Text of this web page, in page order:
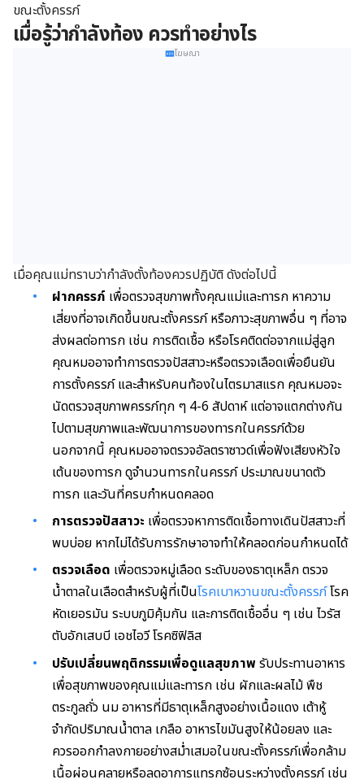
ขณะตั้งครรภ์
เมื่อรู้ว่ากำลังท้อง ควรทำอย่างไร
โฆษณา
เมื่อคุณแม่ทราบว่ากำลังตั้งท้องควรปฏิบัติ ดังต่อไปนี้
ฝากครรภ์ เพื่อตรวจสุขภาพทั้งคุณแม่และทารก หาความ
เสี่ยงที่อาจเกิดขึ้นขณะตั้งครรภ์ หรือภาวะสุขภาพอื่น ๆ ที่อาจ
ส่งผลต่อทารก เช่น การติดเชื้อ หรือโรคติดต่อจากแม่สู่ลูก
คุณหมออาจทำการตรวจปัสสาวะหรือตรวจเลือดเพื่อยืนยัน
การตั้งครรภ์ และสำหรับคนท้องในไตรมาสแรก คุณหมอจะ
นัดตรวจสุขภาพครรภ์ทุก ๆ 4-6 สัปดาห์ แต่อาจแตกต่างกัน
ไปตามสุขภาพและพัฒนาการของทารกในครรภ์ด้วย
นอกจากนี้ คุณหมออาจตรวจอัลตราซาวด์เพื่อฟังเสียงหัวใจ
เต้นของทารก ดูจำนวนทารกในครรภ์ ประมาณขนาดตัว
ทารก และวันที่ครบกำหนดคลอด
การตรวจปัสสาวะ เพื่อตรวจหาการติดเชื้อทางเดินปัสสาวะที่
พบบ่อย หากไม่ได้รับการรักษาอาจทำให้คลอดก่อนกำหนดได้
ตรวจเลือด เพื่อตรวจหมู่เลือด ระดับของธาตุเหล็ก ตรวจ
น้ำตาลในเลือดสำหรับผู้ที่เป็นโรคเบาหวานขณะตั้งครรภ์โรค
หัดเยอรมัน ระบบภูมิคุ้มกัน และการติดเชื้ออื่น ๆ เช่น ไวรัส
ตับอักเสบบี เอชไอวี โรคซิฟิลิส
ปรับเปลี่ยนพฤติกรรมเพื่อดูแลสุขภาพ รับประทานอาหาร
เพื่อสุขภาพของคุณแม่และทารก เช่น ผักและผลไม้ พืช
ตระกูลถั่ว นม อาหารที่มีธาตุเหล็กสูงอย่างเนื้อแดง เต้าหู้
จำกัดปริมาณน้ำตาล เกลือ อาหารไขมันสูงให้น้อยลง และ
ควรออกกำลงกายอย่างสม่ำเสมอในขณะตั้งครรภ์เพื่อกล้าม
เนื้อผ่อนคลายหรือลดอาการแทรกซ้อนระหว่างตั้งครรภ์ เช่น